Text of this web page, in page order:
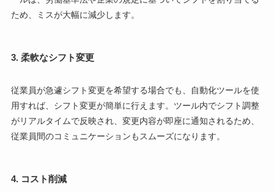
ため、ミスが大幅に減少します。
3. 柔軟なシフト変更
従業員が急遽シフト変更を希望する場合でも、自動化ツールを使
用すれば、シフト変更が簡単に行えます。ツール内でシフト調整
がリアルタイムで反映され、変更内容が即座に通知されるため、
従業員間のコミュニケーションもスムーズになります。
4. コスト削減